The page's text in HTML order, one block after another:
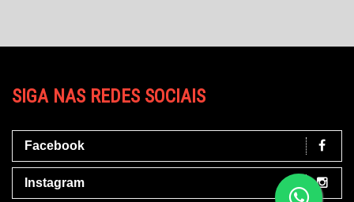
SIGA NAS REDES SOCIAIS
Facebook
Instagram